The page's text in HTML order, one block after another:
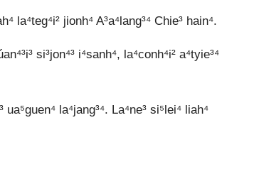
la⁴teg⁴i² jionh⁴ A³a⁴lang³⁴ Chie³ hain⁴.
si³jon⁴³ i⁴sanh⁴, la⁴conh⁴i² a⁴tyie³⁴
ua⁵guen⁴ la⁴jang³⁴. La⁴ne³ si⁵lei⁴ liah⁴